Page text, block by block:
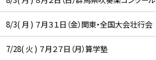
8/3( 月 ) ７月３１日（金）関東・全国大会壮行会
7/28( 火 ) ７月２７日（月）算学塾